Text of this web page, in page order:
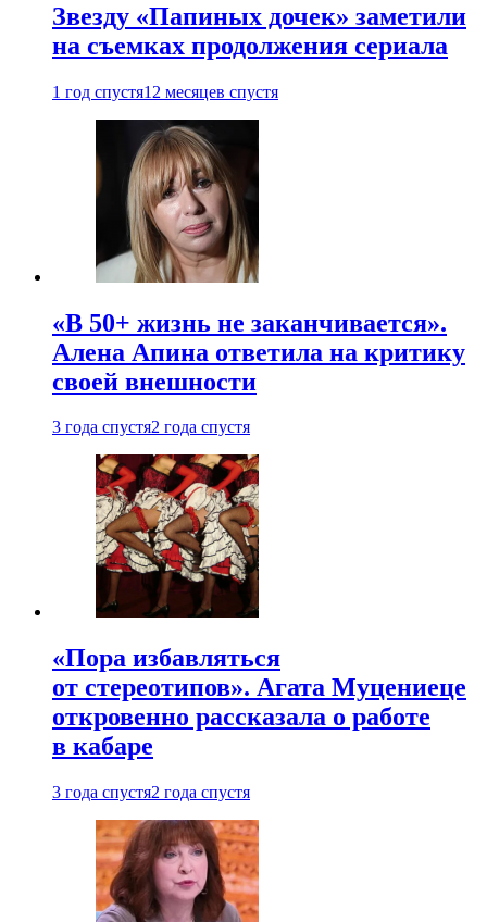
Звезду «Папиных дочек» заметили
на съемках продолжения сериала
1 год спустя12 месяцев спустя
«В 50+ жизнь не заканчивается».
Алена Апина ответила на критику
своей внешности
3 года спустя2 года спустя
«Пора избавляться
от стереотипов». Агата Муцениеце
откровенно рассказала о работе
в кабаре
3 года спустя2 года спустя